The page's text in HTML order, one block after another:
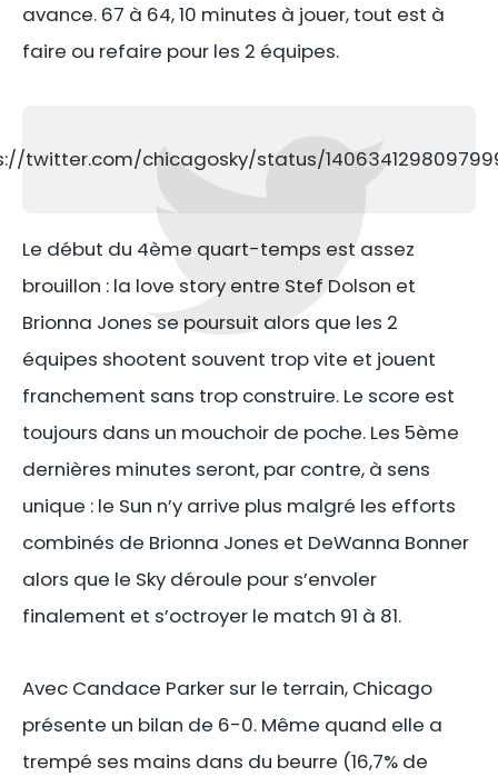
avance. 67 à 64, 10 minutes à jouer, tout est à
faire ou refaire pour les 2 équipes.
twitter.com/chicagosky/status/
Le début du 4ème quart-temps est assez
brouillon : la love story entre Stef Dolson et
Brionna Jones se poursuit alors que les 2
équipes shootent souvent trop vite et jouent
franchement sans trop construire. Le score est
toujours dans un mouchoir de poche. Les 5ème
dernières minutes seront, par contre, à sens
unique : le Sun n’y arrive plus malgré les efforts
combinés de Brionna Jones et DeWanna Bonner
alors que le Sky déroule pour s’envoler
finalement et s’octroyer le match 91 à 81.
Avec Candace Parker sur le terrain, Chicago
présente un bilan de 6-0. Même quand elle a
trempé ses mains dans du beurre (16,7% de